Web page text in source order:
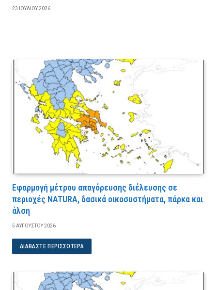
23 ΙΟΥΛΊΟΥ 2026
Εφαρμογή μέτρου απαγόρευσης διέλευσης σε
περιοχές NATURA, δασικά οικοσυστήματα, πάρκα και
άλση
5 ΑΥΓΟΎΣΤΟΥ 2026
ΔΙΑΒΆΣΤΕ ΠΕΡΙΣΣΌΤΕΡΑ